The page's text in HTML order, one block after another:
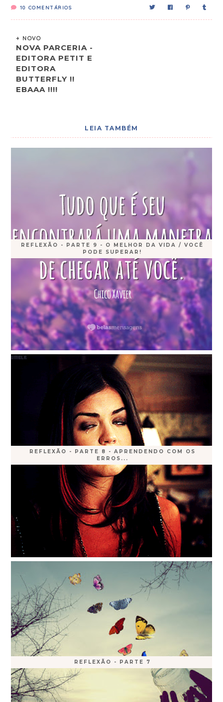
10 COMENTÁRIOS
+ NOVO
NOVA PARCERIA -
EDITORA PETIT E
EDITORA
BUTTERFLY !!
EBAAA !!!!
LEIA TAMBÉM
REFLEXÃO - PARTE 9 - O MELHOR DA VIDA / VOCÊ
PODE SUPERAR!
REFLEXÃO - PARTE 8 - APRENDENDO COM OS
ERROS...
REFLEXÃO - PARTE 7